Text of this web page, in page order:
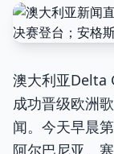
澳大利亚Delta
成功晋级欧洲
闻。今天早晨
阿尔巴尼亚、